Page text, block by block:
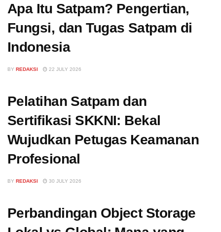
Apa Itu Satpam? Pengertian,
Fungsi, dan Tugas Satpam di
Indonesia
BY REDAKSI 22 JULY 2026
Pelatihan Satpam dan
Sertifikasi SKKNI: Bekal
Wujudkan Petugas Keamanan
Profesional
BY REDAKSI 30 JULY 2026
Perbandingan Object Storage